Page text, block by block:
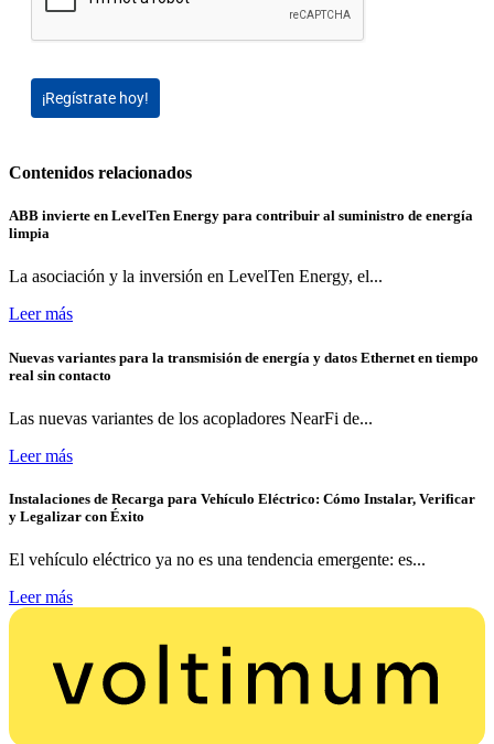
¡Regístrate hoy!
Contenidos relacionados
ABB invierte en LevelTen Energy para contribuir al suministro de energía
limpia
La asociación y la inversión en LevelTen Energy, el...
Leer más
Nuevas variantes para la transmisión de energía y datos Ethernet en tiempo
real sin contacto
Las nuevas variantes de los acopladores NearFi de...
Leer más
Instalaciones de Recarga para Vehículo Eléctrico: Cómo Instalar, Verificar
y Legalizar con Éxito
El vehículo eléctrico ya no es una tendencia emergente: es...
Leer más